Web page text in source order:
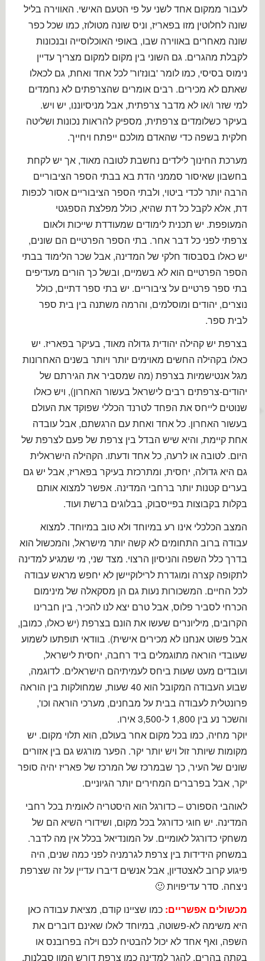
לעבור ממקום אחד לשני על פי הטעם האישי. האווירה בליל
שונה לחלוטין מזו בפאריז, וניס שונה מטולוז, כמו שכל כפר
שונה מאחרים באווירה שבו, באופי האוכלוסייה ובנכונות
לקבלת מהגרים. גם השוני בין מקום למקום מצריך עדיין
נימוס בסיסי, כמו לומר 'בונז'ור' לכל אחד ואחת, גם לכאלו
שאתם לא מכירים. רבים אומרים שהצרפתים לא נחמדים
למי שזר ו/או לא מדבר צרפתית, אבל מניסיוננו, יש ויש.
בעיקר כשלומדים צרפתית, מספיק להראות נכונות ושליטה
חלקית בשפה כדי שהאדם מולכם ייפתח ויחייך.
מערכת החינוך לילדים נחשבת לטובה מאוד, אך יש לקחת
בחשבון שאיסור סממני הדת בא בבתי הספר הציבוריים
הרבה יותר לכדי ביטוי, ולבתי הספר הציבוריים אסור לכפות
דת, אלא לקבל כל דת שהיא, כולל מפלצת הספגטי
המעופפת. יש תכנית לימודים שמעודדת שייכות ולאום
צרפתי לפני כל דבר אחר. בתי הספר הפרטיים הם שונים,
יש כאלו בסבסוד חלקי של המדינה, אבל שכר הלימוד בבתי
הספר הפרטיים הוא לא בשמיים, ובשל כך הורים מעדיפים
בתי ספר פרטיים על ציבוריים. יש בתי ספר דתיים, כולל
נוצרים, יהודים ומוסלמים, והרמה משתנה בין בית ספר
לבית ספר.
בצרפת יש קהילה יהודית גדולה מאוד, בעיקר בפאריז. יש
כאלו בקהילה החשים מאוימים יותר ויותר בשנים האחרונות
מגל אנטישמיות בצרפת (מה שמסביר את הגירתם של
יהודים-צרפתים רבים לישראל בעשור האחרון), ויש כאלו
שנוטים לייחס את הפחד לטרנד הכללי שפוקד את העולם
בעשור האחרון. כל אחד ואחת עם הרגשתם, אבל עובדה
אחת קיימת, והיא שיש הבדל בין צרפת של פעם לצרפת של
היום. לטובה או לרעה, כל אחד ודעתו. הקהילה הישראלית
גם היא גדולה, יחסית, ומתרכזת בעיקר בפאריז, אבל יש גם
בערים קטנות יותר ברחבי המדינה. אפשר למצוא אותם
בקלות בקבוצות בפייסבוק, בבלוגים ברשת ועוד.
המצב הכלכלי אינו רע במיוחד ולא טוב במיוחד. למצוא
עבודה ברוב התחומים לא קשה יותר מישראל, והמכשול הוא
בדרך כלל השפה והניסיון הרצוי. מצד שני, מי שמגיע למדינה
לתקופה קצרה ומוגדרת לרילוקיישן לא יחפש מראש עבודה
לכל החיים. המשכורות נעות גם הן מסקאלה של מינימום
הכרחי לסביר פלוס, אבל טרם יצא לנו להכיר, בין חברינו
הקרובים, מיליונרים שעשו את הונם בצרפת (יש כאלו, כמובן,
אבל פשוט אנחנו לא מכירים אישית). בוודאי תופתעו לשמוע
שעובדי הוראה מתוגמלים ביד רחבה, יחסית לישראל,
ועובדים מעט שעות ביחס לעמיתיהם הישראלים. לדוגמה,
שבוע העבודה המקובל הוא 40 שעות, שמחולקות בין הוראה
פרונטלית לעבודה בבית על מבחנים, מערכי הוראה וכו',
והשכר נע בין 1,800 ל-3,500 אירו.
יוקר מחיה, כמו בכל מקום אחר בעולם, הוא תלוי מקום. יש
מקומות שיותר זול ויש יותר יקר. הפער מורגש גם בין אזורים
שונים של העיר, כך שבמרכז של המרכז של פאריז יהיה סופר
יקר, אבל בפרברים המחירים יותר הגיוניים.
לאוהבי הספורט – כדורגל הוא היסטריה לאומית בכל רחבי
המדינה. יש חוגי כדורגל בכל מקום, ושידורי השיא הם של
משחקי כדורגל לאומיים. על המונדיאל בכלל אין מה לדבר.
במשחק הידידות בין צרפת לגרמניה לפני כמה שנים, היה
פיגוע קרוב לאצטדיון, אבל אנשים דיברו עדיין על זה שצרפת
ניצחה. סדר עדיפויות 🙂
מכשולים אפשריים: כמו שציינו קודם, מציאת עבודה כאן
היא משימה לא-פשוטה, במיוחד לאלו שאינם דוברים את
השפה, ואף אחד לא יכול להבטיח לכם וילה בפרובנס או
בקתה בהרים. להגר למדינה כמו צרפת דורש המון סבלנות,